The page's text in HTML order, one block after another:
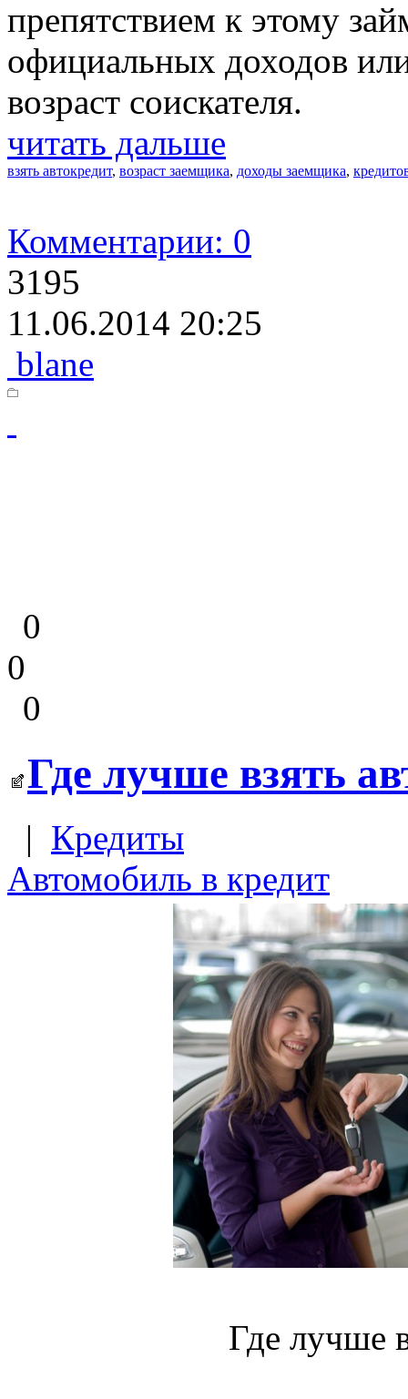
препятствием к этому
официальных доходов
возраст соискателя.
читать дальше
взять автокредит, возраст заемщика, доходы заемщика,
Комментарии: 0
3195
11.06.2014 20:25
blane
0
0
0
Где лучше взять
| Кредиты
Автомобиль в кредит
Где лучше